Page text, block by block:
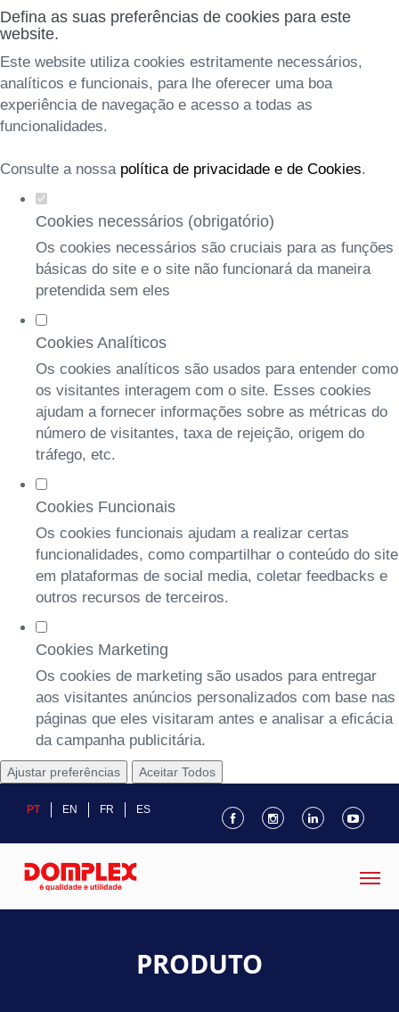
Defina as suas preferências de cookies para este
website.
Este website utiliza cookies estritamente necessários,
analíticos e funcionais, para lhe oferecer uma boa
experiência de navegação e acesso a todas as
funcionalidades.
Consulte a nossa política de privacidade e de Cookies.
Cookies necessários (obrigatório)
Os cookies necessários são cruciais para as funções
básicas do site e o site não funcionará da maneira
pretendida sem eles
Cookies Analíticos
Os cookies analíticos são usados para entender como
os visitantes interagem com o site. Esses cookies
ajudam a fornecer informações sobre as métricas do
número de visitantes, taxa de rejeição, origem do
tráfego, etc.
Cookies Funcionais
Os cookies funcionais ajudam a realizar certas
funcionalidades, como compartilhar o conteúdo do site
em plataformas de social media, coletar feedbacks e
outros recursos de terceiros.
Cookies Marketing
Os cookies de marketing são usados para entregar
aos visitantes anúncios personalizados com base nas
páginas que eles visitaram antes e analisar a eficácia
da campanha publicitária.
Ajustar preferências Aceitar Todos
PT EN FR ES
PRODUTO